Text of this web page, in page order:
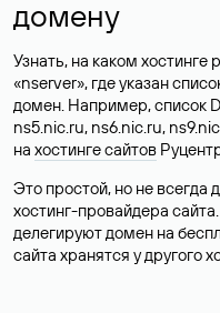
домену
Узнать, на каком
«nserver», где указан
домен. Например, список
ns5.nic.ru, ns6.nic.ru,
на хостинге сайтов
Это простой, но не всегда
хостинг-провайдера
делегируют домен на
сайта хранятся у другого